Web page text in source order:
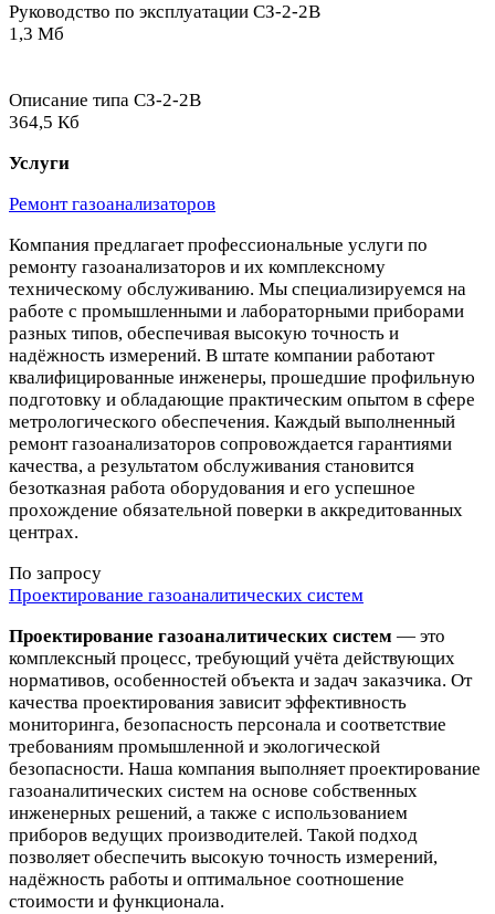
Руководство по эксплуатации СЗ-2-2В
1,3 Мб
Описание типа СЗ-2-2В
364,5 Кб
Услуги
Ремонт газоанализаторов
Компания предлагает профессиональные услуги по
ремонту газоанализаторов и их комплексному
техническому обслуживанию. Мы специализируемся на
работе с промышленными и лабораторными приборами
разных типов, обеспечивая высокую точность и
надёжность измерений. В штате компании работают
квалифицированные инженеры, прошедшие профильную
подготовку и обладающие практическим опытом в сфере
метрологического обеспечения. Каждый выполненный
ремонт газоанализаторов сопровождается гарантиями
качества, а результатом обслуживания становится
безотказная работа оборудования и его успешное
прохождение обязательной поверки в аккредитованных
центрах.
По запросу
Проектирование газоаналитических систем
Проектирование газоаналитических систем — это
комплексный процесс, требующий учёта действующих
нормативов, особенностей объекта и задач заказчика. От
качества проектирования зависит эффективность
мониторинга, безопасность персонала и соответствие
требованиям промышленной и экологической
безопасности. Наша компания выполняет проектирование
газоаналитических систем на основе собственных
инженерных решений, а также с использованием
приборов ведущих производителей. Такой подход
позволяет обеспечить высокую точность измерений,
надёжность работы и оптимальное соотношение
стоимости и функционала.